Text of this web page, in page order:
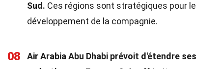
Sud. Ces régions sont stratégiques pour le
développement de la compagnie.
08
Air Arabia Abu Dhabi prévoit d'étendre ses